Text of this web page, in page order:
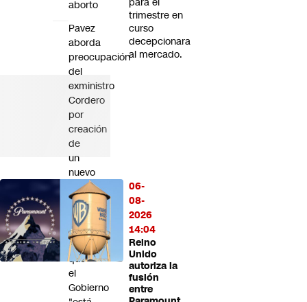
trimestre en
curso
decepcionara
al mercado.
06-
08-
2026
14:04
Reino
Unido
autoriza la
fusión
entre
aborto
Pavez
aborda
preocupación
del
exministro
Cordero
por
creación
de
un
nuevo
estado
de
excepción
y
afirma
que
el
Gobierno